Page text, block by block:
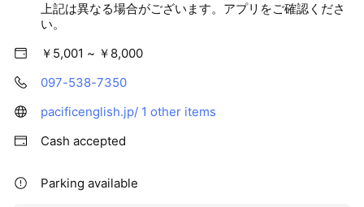
上記は異なる場合がございます。アプリをご確認くださ
い。
￥5,001 ~ ￥8,000
097-538-7350
pacificenglish.jp/ 1 other items
Cash accepted
Parking available